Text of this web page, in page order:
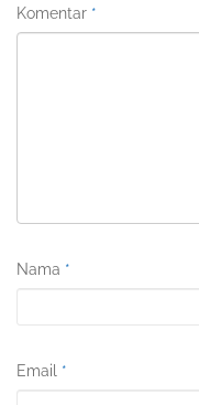
Komentar *
Nama *
Email *